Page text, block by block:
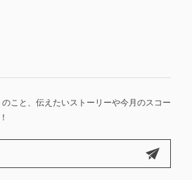
こと、伝えたいストーリーや今月のスコー